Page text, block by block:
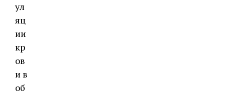
ул
яц
ии
кр
ов
и в
об